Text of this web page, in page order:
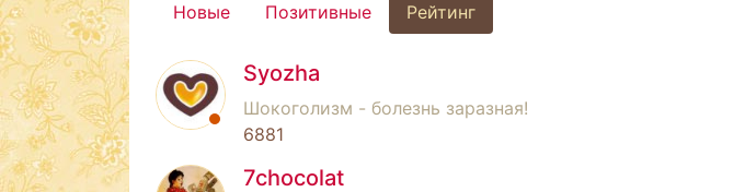
Новые Позитивные Рейтинг
Syozha
Шокоголизм - болезнь заразная!
6881
7chocolat